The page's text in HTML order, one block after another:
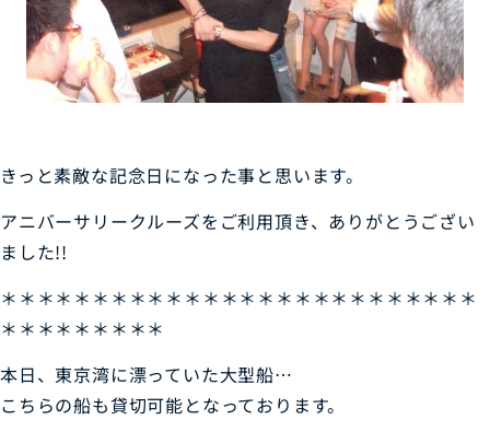
きっと素敵な記念日になった事と思います。
アニバーサリークルーズをご利用頂き、ありがとうござい
ました!!
＊＊＊＊＊＊＊＊＊＊＊＊＊＊＊＊＊＊＊＊＊＊＊＊＊＊
＊＊＊＊＊＊＊＊＊
本日、東京湾に漂っていた大型船…
こちらの船も貸切可能となっております。